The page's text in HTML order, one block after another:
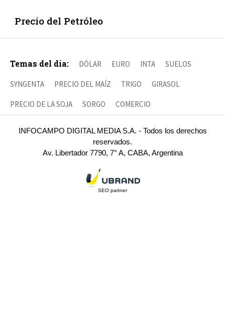
Precio del Petróleo
Temas del día: DÓLAR EURO INTA SUELOS
SYNGENTA PRECIO DEL MAÍZ TRIGO GIRASOL
PRECIO DE LA SOJA SORGO COMERCIO
INFOCAMPO DIGITAL MEDIA S.A. - Todos los derechos
reservados.
Av. Libertador 7790, 7° A, CABA, Argentina
SEO partner